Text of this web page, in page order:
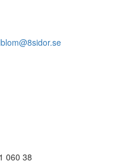
060 38